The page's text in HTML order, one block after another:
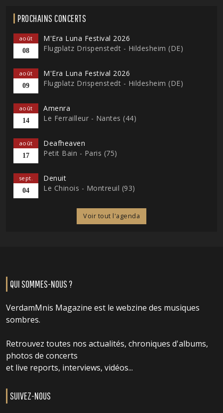
PROCHAINS CONCERTS
août
08
M'Era Luna Festival 2026
Flugplatz Drispenstedt - Hildesheim (DE)
août
09
M'Era Luna Festival 2026
Flugplatz Drispenstedt - Hildesheim (DE)
août
14
Amenra
Le Ferrailleur - Nantes (44)
août
17
Deafheaven
Petit Bain - Paris (75)
sept.
04
Denuit
Le Chinois - Montreuil (93)
Voir tout l'agenda
QUI SOMMES-NOUS ?
VerdamMnis Magazine est le webzine des musiques
sombres.
Retrouvez toutes nos actualités, chroniques d'albums,
photos de concerts
et live reports, interviews, vidéos...
SUIVEZ-NOUS